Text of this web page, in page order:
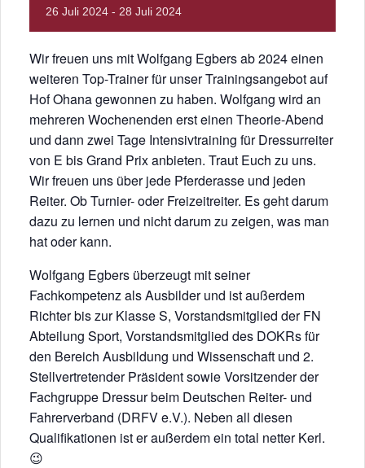
26 Juli 2024 - 28 Juli 2024
Wir freuen uns mit Wolfgang Egbers ab 2024 einen
weiteren Top-Trainer für unser Trainingsangebot auf
Hof Ohana gewonnen zu haben. Wolfgang wird an
mehreren Wochenenden erst einen Theorie-Abend
und dann zwei Tage Intensivtraining für Dressurreiter
von E bis Grand Prix anbieten. Traut Euch zu uns.
Wir freuen uns über jede Pferderasse und jeden
Reiter. Ob Turnier- oder Freizeitreiter. Es geht darum
dazu zu lernen und nicht darum zu zeigen, was man
hat oder kann.
Wolfgang Egbers überzeugt mit seiner
Fachkompetenz als Ausbilder und ist außerdem
Richter bis zur Klasse S, Vorstandsmitglied der FN
Abteilung Sport, Vorstandsmitglied des DOKRs für
den Bereich Ausbildung und Wissenschaft und 2.
Stellvertretender Präsident sowie Vorsitzender der
Fachgruppe Dressur beim Deutschen Reiter- und
Fahrerverband (DRFV e.V.). Neben all diesen
Qualifikationen ist er außerdem ein total netter Kerl.
😉